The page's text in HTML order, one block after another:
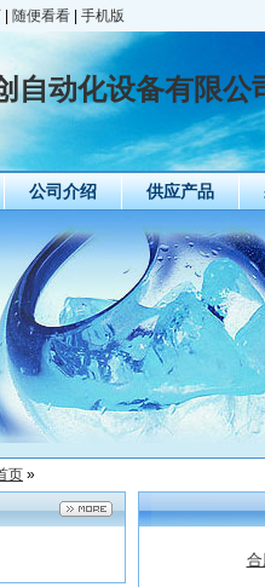
随便看看 手机版
自动化设备有限公
公司介绍 供应产品
页 »